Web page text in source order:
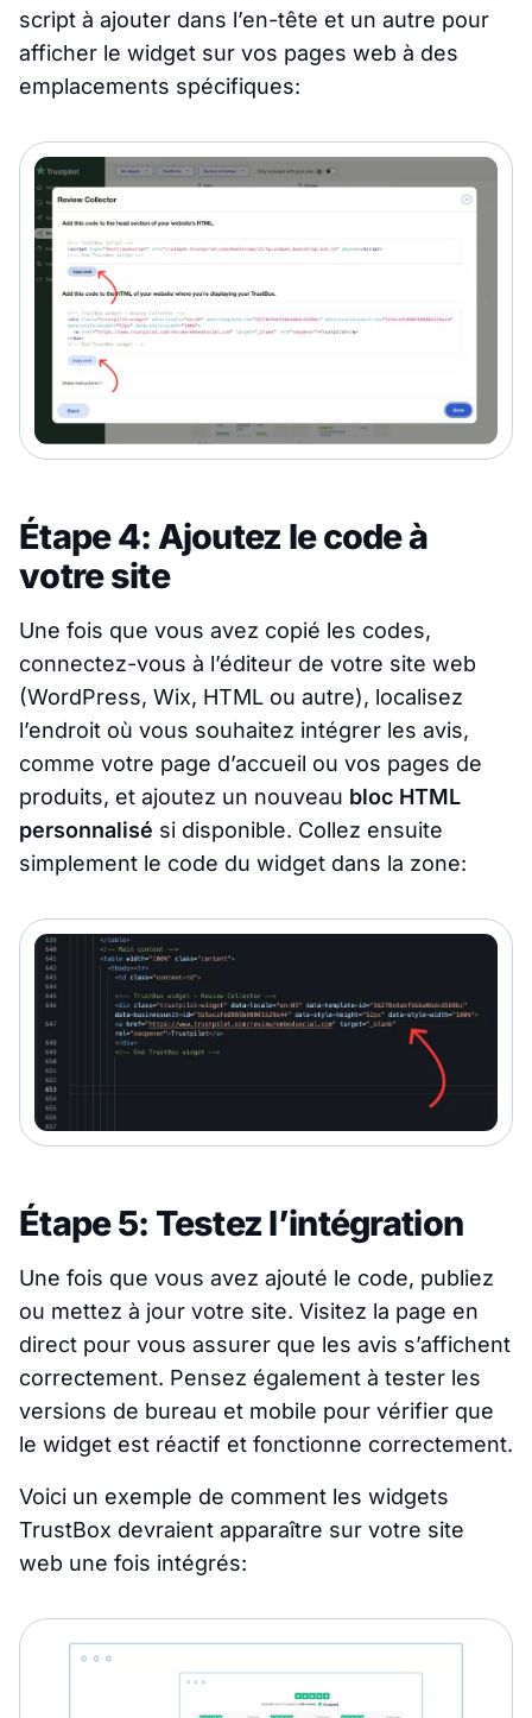
script à ajouter dans l’en-tête et un autre pour
afficher le widget sur vos pages web à des
emplacements spécifiques:
Étape 4: Ajoutez le code à
votre site
Une fois que vous avez copié les codes,
connectez-vous à l’éditeur de votre site web
(WordPress, Wix, HTML ou autre), localisez
l’endroit où vous souhaitez intégrer les avis,
comme votre page d’accueil ou vos pages de
produits, et ajoutez un nouveau bloc HTML
personnalisé si disponible. Collez ensuite
simplement le code du widget dans la zone:
Étape 5: Testez l’intégration
Une fois que vous avez ajouté le code, publiez
ou mettez à jour votre site. Visitez la page en
direct pour vous assurer que les avis s’affichent
correctement. Pensez également à tester les
versions de bureau et mobile pour vérifier que
le widget est réactif et fonctionne correctement.
Voici un exemple de comment les widgets
TrustBox devraient apparaître sur votre site
web une fois intégrés: